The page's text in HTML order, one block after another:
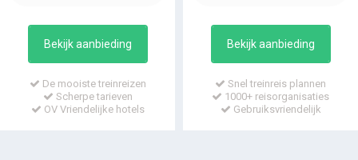
Bekijk aanbieding
De mooiste treinreizen
Scherpe tarieven
OV Vriendelijke hotels
Bekijk aanbieding
Snel treinreis plannen
1000+ reisorganisaties
Gebruiksvriendelijk